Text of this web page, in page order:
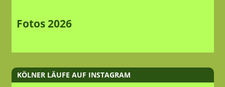
Fotos 2026
KÖLNER LÄUFE AUF INSTAGRAM